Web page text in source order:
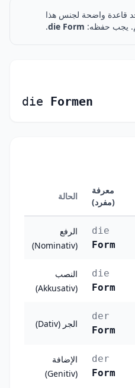
قاعدة واضحة لجنس هذا
يجب حفظه: die Form
.
die Formen
الحالة
معرفة
(مفرد)
الرفع
(Nominativ)
die
Form
النصب
(Akkusativ)
die
Form
الجر (Dativ)
der
Form
الإضافة
(Genitiv)
der
Form